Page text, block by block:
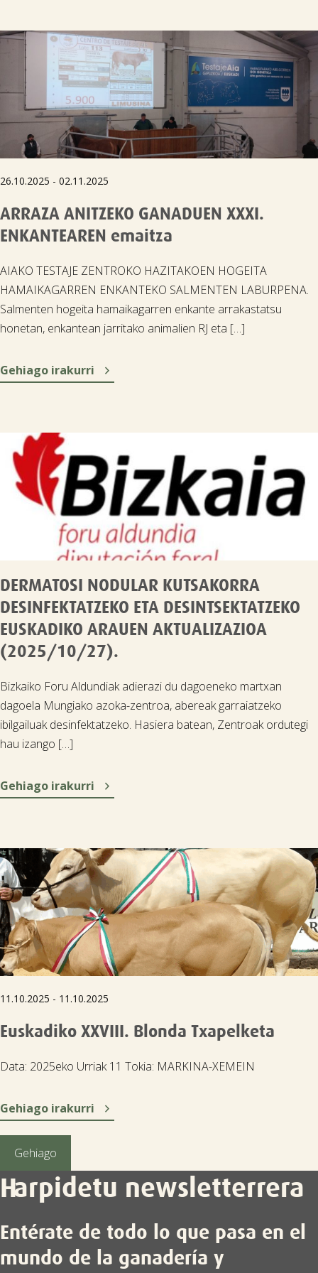

26.10.2025 - 02.11.2025
ARRAZA ANITZEKO GANADUEN XXXI.
ENKANTEAREN emaitza
AIAKO TESTAJE ZENTROKO HAZITAKOEN HOGEITA
HAMAIKAGARREN ENKANTEKO SALMENTEN LABURPENA.
Salmenten hogeita hamaikagarren enkante arrakastatsu
honetan, enkantean jarritako animalien RJ eta […]
Gehiago irakurri 
DERMATOSI NODULAR KUTSAKORRA
DESINFEKTATZEKO ETA DESINTSEKTATZEKO
EUSKADIKO ARAUEN AKTUALIZAZIOA
(2025/10/27).
Bizkaiko Foru Aldundiak adierazi du dagoeneko martxan
dagoela Mungiako azoka-zentroa, abereak garraiatzeko
ibilgailuak desinfektatzeko. Hasiera batean, Zentroak ordutegi
hau izango […]
Gehiago irakurri 
11.10.2025 - 11.10.2025
Euskadiko XXVIII. Blonda Txapelketa
Data: 2025eko Urriak 11 Tokia: MARKINA-XEMEIN
Gehiago irakurri 
Gehiago
Harpidetu newsletterrera
Entérate de todo lo que pasa en el
mundo de la ganadería y